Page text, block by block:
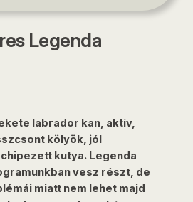
Legenda
labrador kan, aktív,
kölyök, jól
kutya. Legenda
vesz részt, de
miatt nem lehet majd